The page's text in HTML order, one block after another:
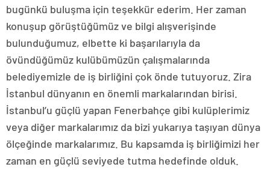
bugünkü buluşma için teşekkür ederim. Her zaman
konuşup görüştüğümüz ve bilgi alışverişinde
bulunduğumuz, elbette ki başarılarıyla da
övündüğümüz kulübümüzün çalışmalarında
belediyemizle de iş birliğini çok önde tutuyoruz. Zira
İstanbul dünyanın en önemli markalarından birisi.
İstanbul’u güçlü yapan Fenerbahçe gibi kulüplerimiz
veya diğer markalarımız da bizi yukarıya taşıyan dünya
ölçeğinde markalarımız. Bu kapsamda iş birliğimizi her
zaman en güçlü seviyede tutma hedefinde olduk.